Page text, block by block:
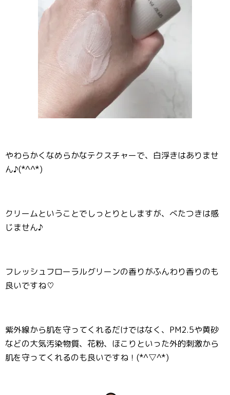
やわらかくなめらかなテクスチャーで、白浮きはありませ
ん♪(*^^*)
クリームということでしっとりとしますが、べたつきは感
じません♪
フレッシュフローラルグリーンの香りがふんわり香りのも
良いですね♡
紫外線から肌を守ってくれるだけではなく、PM2.5や黄砂
などの大気汚染物質、花粉、ほこりといった外的刺激から
肌を守ってくれるのも良いですね！(*^▽^*)